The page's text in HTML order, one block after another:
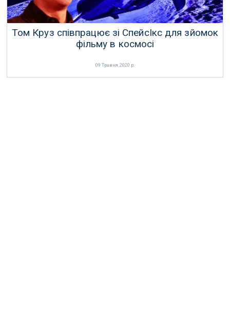
Том Круз співпрацює зі СпейсІкс для зйомок
фільму в космосі
09 Травня 2020 р.